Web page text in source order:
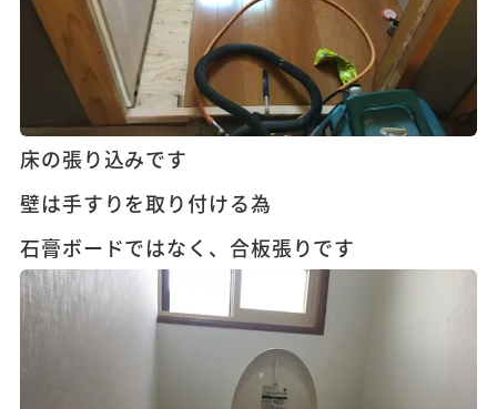
床の張り込みです
壁は手すりを取り付ける為
石膏ボードではなく、合板張りです